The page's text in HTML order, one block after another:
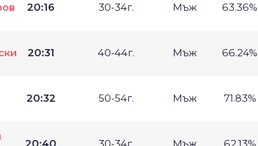
20:16 30-34г. Мъж 63.36%
20:31 40-44г. Мъж 66.24%
20:32 50-54г. Мъж 71.83%
20:40 30-34г. Мъж 62.13%